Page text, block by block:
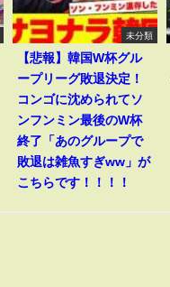
未分類
【悲報】韓国W杯グル
ープリーグ敗退決定！
コンゴに沈められてソ
ンフンミン最後のW杯
終了「あのグループで
敗退は雑魚すぎww」が
こちらです！！！！